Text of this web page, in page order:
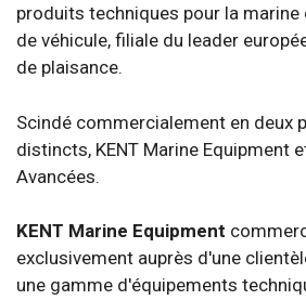
produits techniques pour la marine
de véhicule, filiale du leader
de plaisance.
Scindé commercialement en deux
distincts, KENT Marine Equipment
Avancées.
KENT Marine Equipment
exclusivement auprès d'une
une gamme d'équipements